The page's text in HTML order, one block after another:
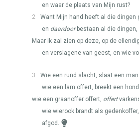
en waar de plaats van Mijn rust?
2
Want Mijn hand heeft al die dingen
en daardoorbestaan al die dingen,
Maar Ik zal zien op deze, op de
en verslagene van geest, en wie
3
Wie een rund slacht, slaat een man
wie een lam offert, breekt een
wie een graanoffer offert, offert
wie wierook brandt als
afgod.